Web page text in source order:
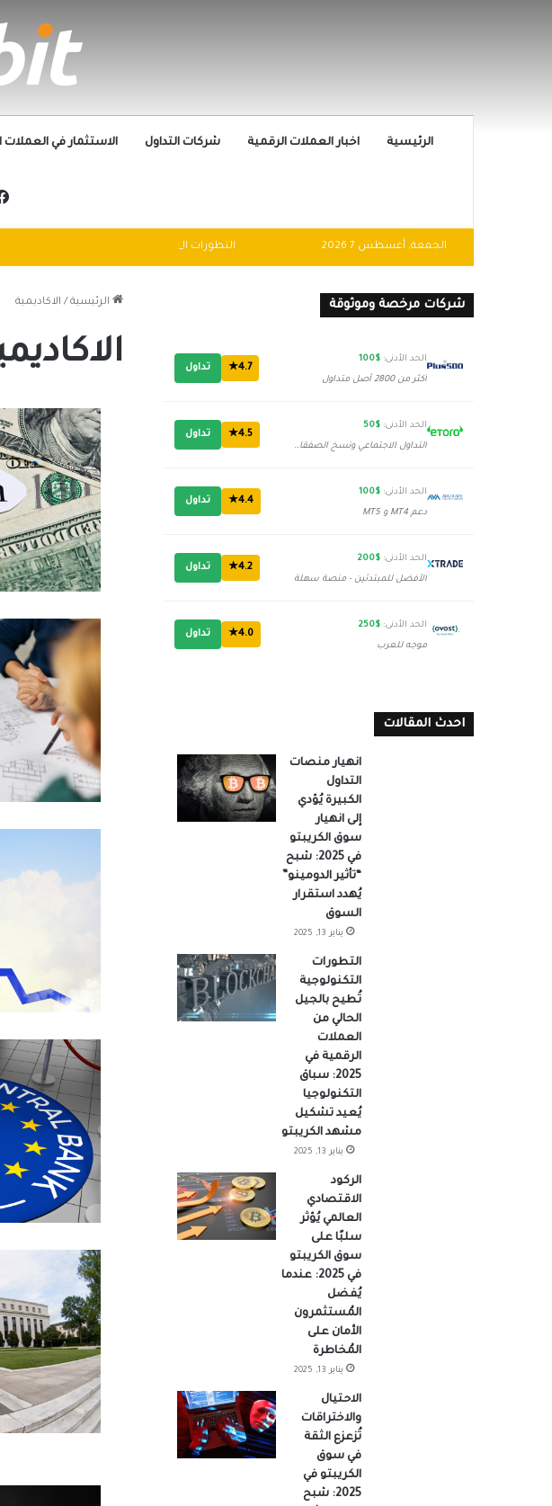
الرئيسية اخبار العملات الرقمية شركات التداول الاستثمار في العملات
الجمعة, أغسطس 7 2026
الرئيسية / الاكاديمية شركات مرخصة وموثوقة
الحد الأدنى: $100
أكثر من 2800 أصل متداول
4.7★ تداول
الحد الأدنى: $50
التداول الاجتماعي ونسخ الصفقات
4.5★ تداول
الحد الأدنى: $100
دعم MT4 و MT5
4.4★ تداول
الحد الأدنى: $200
الأفضل للمبتدئين - منصة سهلة
4.2★ تداول
الحد الأدنى: $250
موجه للعرب
4.0★ تداول
احدث المقالات
انهيار منصات
التداول
الكبيرة يُؤدي
إلى انهيار
سوق الكريبتو
في 2025: شبح
“تأثير الدومينو”
يُهدد استقرار
السوق
يناير 13, 2025
التطورات
التكنولوجية
تُطيح بالجيل
الحالي من
العملات
الرقمية في
2025: سباق
التكنولوجيا
يُعيد تشكيل
مشهد الكريبتو
يناير 13, 2025
الركود
الاقتصادي
العالمي يُؤثر
سلبًا على
سوق الكريبتو
في 2025: عندما
يُفضل
المُستثمرون
الأمان على
المُخاطرة
يناير 13, 2025
الاحتيال
والاختراقات
تُزعزع الثقة
في سوق
الكريبتو في
2025: شبح